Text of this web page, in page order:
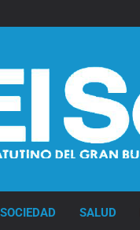
SOCIEDAD SALUD